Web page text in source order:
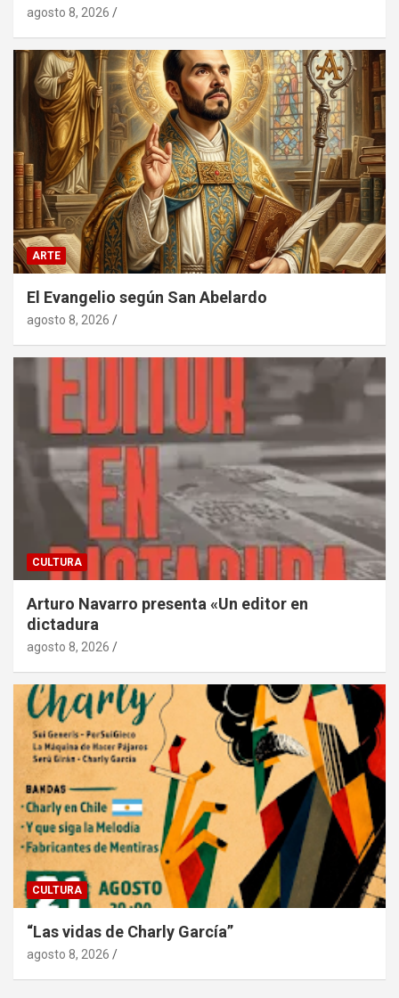
agosto 8, 2026
ARTE
El Evangelio según San Abelardo
agosto 8, 2026
CULTURA
Arturo Navarro presenta «Un editor en
dictadura
agosto 8, 2026
CULTURA
“Las vidas de Charly García”
agosto 8, 2026